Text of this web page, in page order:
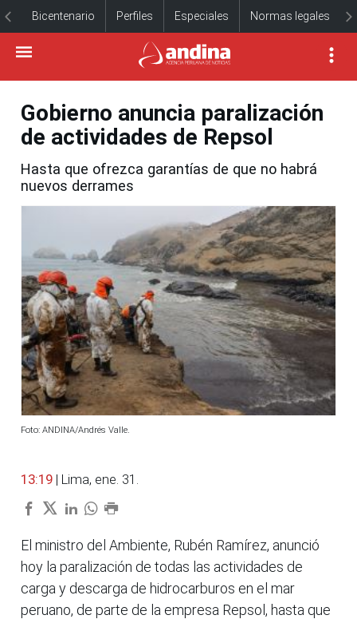
Bicentenario Perfiles Especiales Normas legales
Gobierno anuncia paralización
de actividades de Repsol
Hasta que ofrezca garantías de que no habrá
nuevos derrames
Foto: ANDINA/Andrés Valle.
13:19 | Lima, ene. 31.
El ministro del Ambiente, Rubén Ramírez, anunció
hoy la paralización de todas las actividades de
carga y descarga de hidrocarburos en el mar
peruano, de parte de la empresa Repsol, hasta que